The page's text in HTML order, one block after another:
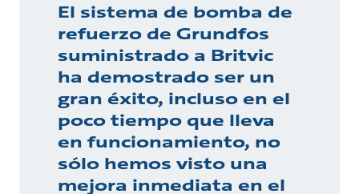
El sistema de bomba de
refuerzo de Grundfos
suministrado a Britvic
ha demostrado ser un
gran éxito, incluso en el
poco tiempo que lleva
en funcionamiento, no
sólo hemos visto una
mejora inmediata en el